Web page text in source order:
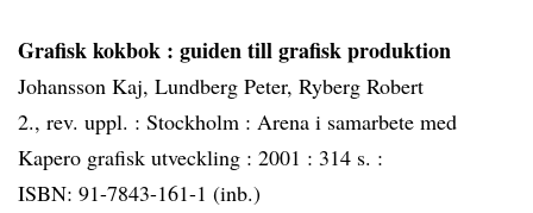
Grafisk kokbok : guiden till grafisk produktion
Johansson Kaj, Lundberg Peter, Ryberg Robert
2., rev. uppl. : Stockholm : Arena i samarbete med
Kapero grafisk utveckling : 2001 : 314 s. :
ISBN: 91-7843-161-1 (inb.)